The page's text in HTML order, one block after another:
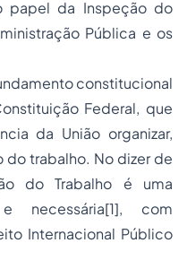
papel da Inspeção do
Pública e os
constitucional
Federal, que
da União organizar,
do trabalho. No dizer de
do Trabalho é uma
necessária[1], com
Internacional Público